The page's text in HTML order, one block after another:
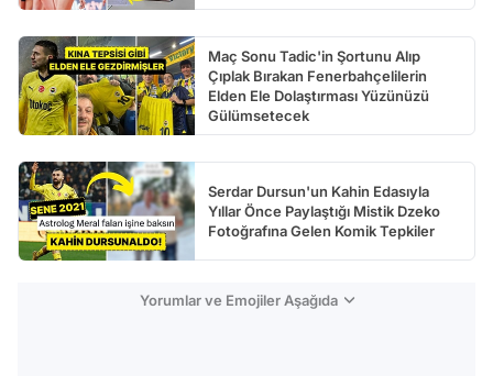
Maç Sonu Tadic'in Şortunu Alıp
Çıplak Bırakan Fenerbahçelilerin
Elden Ele Dolaştırması Yüzünüzü
Gülümsetecek
Serdar Dursun'un Kahin Edasıyla
Yıllar Önce Paylaştığı Mistik Dzeko
Fotoğrafına Gelen Komik Tepkiler
Yorumlar ve Emojiler Aşağıda